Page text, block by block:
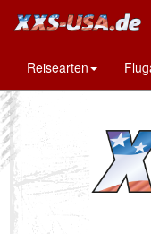
Reisearten